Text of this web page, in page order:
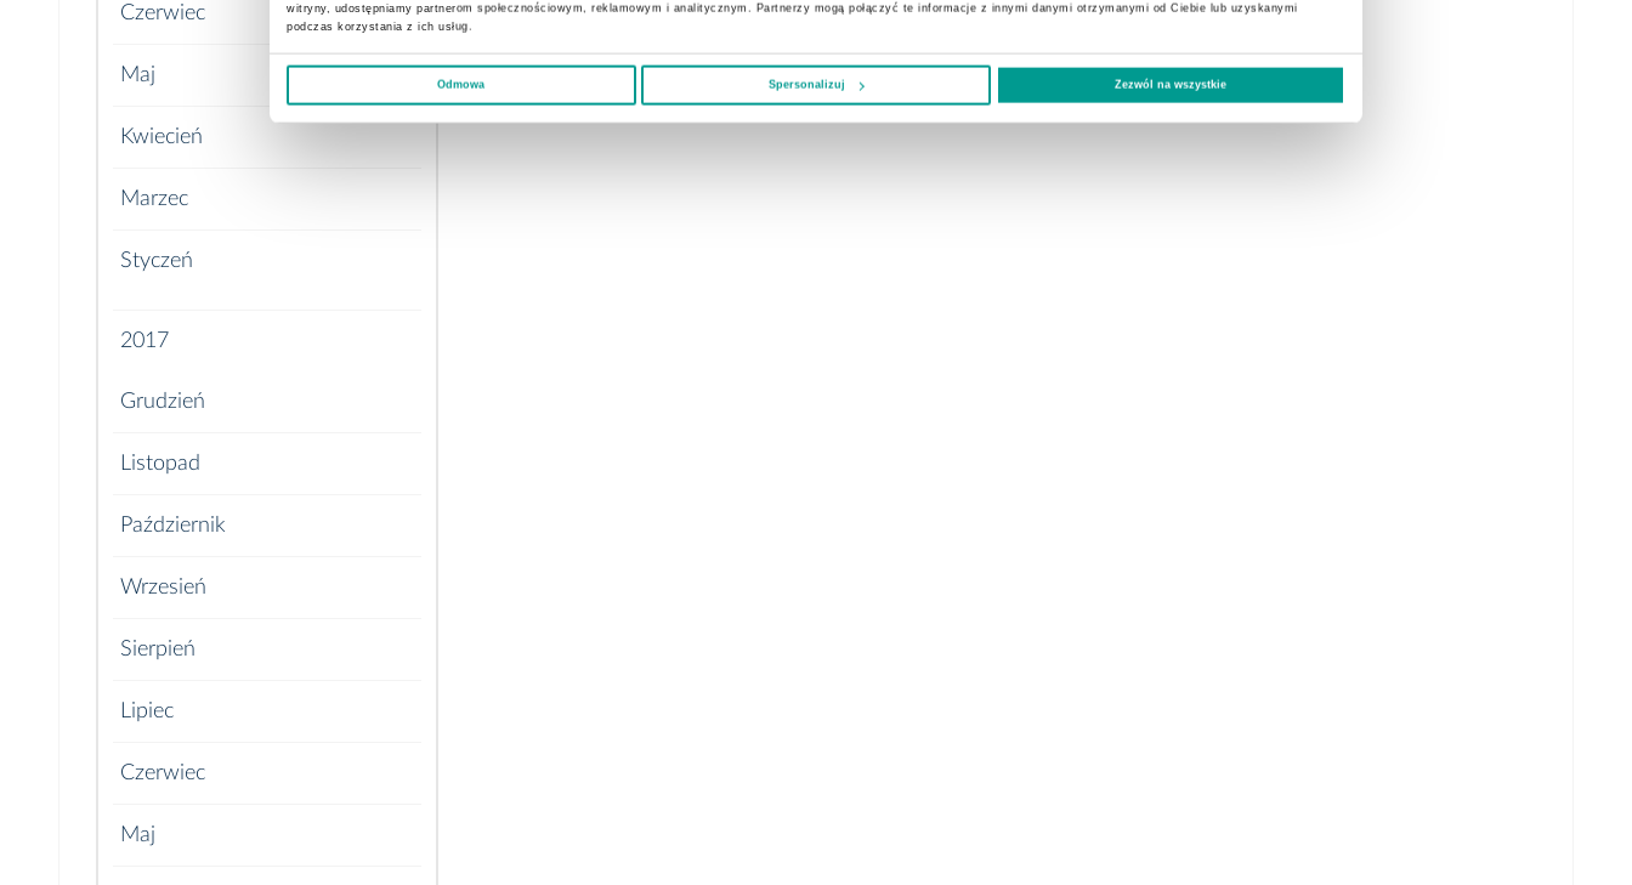
witryny, udostępniamy partnerom społecznościowym, reklamowym i analitycznym. Partnerzy mogą połączyć te informacje z innymi danymi otrzymanymi od Ciebie lub uzyskanymi
podczas korzystania z ich usług.
Odmowa Spersonalizuj Zezwól na wszystkie
Czerwiec
Maj
Kwiecień
Marzec
Styczeń
2017
Grudzień
Listopad
Październik
Wrzesień
Sierpień
Lipiec
Czerwiec
Maj